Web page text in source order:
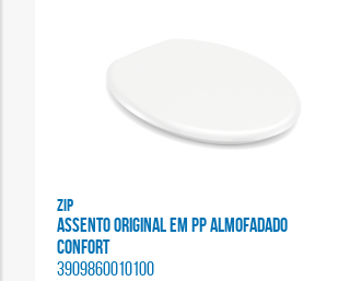
Zip
ASSENTO ORIGINAL EM PP ALMOFADADO
CONFORT
3909860010100